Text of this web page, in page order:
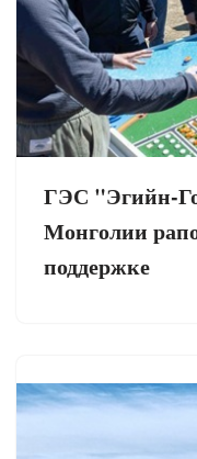
ГЭС "Эгийн-
Монголии
поддержке